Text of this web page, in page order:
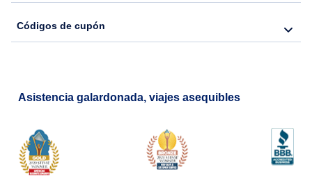
Códigos de cupón
Asistencia galardonada, viajes asequibles